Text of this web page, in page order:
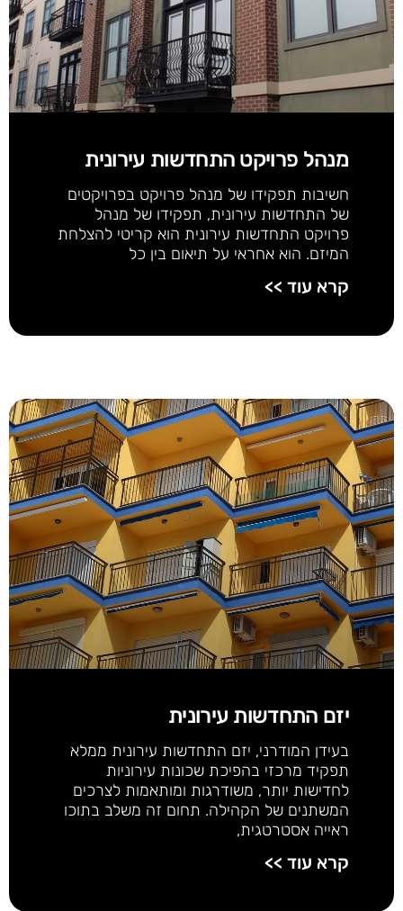
מנהל פרויקט התחדשות עירונית
חשיבות תפקידו של מנהל פרויקט בפרויקטים
של התחדשות עירונית, תפקידו של מנהל
פרויקט התחדשות עירונית הוא קריטי להצלחת
המיזם. הוא אחראי על תיאום בין כל
קרא עוד >>
יזם התחדשות עירונית
בעידן המודרני, יזם התחדשות עירונית ממלא
תפקיד מרכזי בהפיכת שכונות עירוניות
לחדישות יותר, משודרגות ומותאמות לצרכים
המשתנים של הקהילה. תחום זה משלב בתוכו
ראייה אסטרטגית,
קרא עוד >>